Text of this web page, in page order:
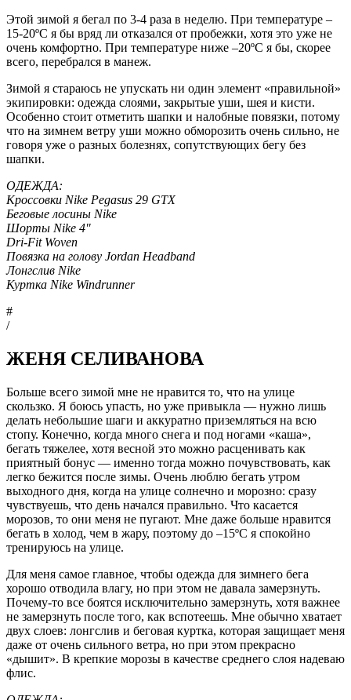
Этой зимой я бегал по 3-4 раза в неделю. При температуре –
15-20ºC я бы вряд ли отказался от пробежки, хотя это уже не
очень комфортно. При температуре ниже –20ºC я бы, скорее
всего, перебрался в манеж.
Зимой я стараюсь не упускать ни один элемент «правильной»
экипировки: одежда слоями, закрытые уши, шея и кисти.
Особенно стоит отметить шапки и налобные повязки, потому
что на зимнем ветру уши можно обморозить очень сильно, не
говоря уже о разных болезнях, сопутствующих бегу без
шапки.
ОДЕЖДА:
Кроссовки Nike Pegasus 29 GTX
Беговые лосины Nike
Шорты Nike 4"
Dri-Fit Woven
Повязка на голову Jordan Headband
Лонгслив Nike
Куртка Nike Windrunner
#
/
ЖЕНЯ СЕЛИВАНОВА
Больше всего зимой мне не нравится то, что на улице
скользко. Я боюсь упасть, но уже привыкла — нужно лишь
делать небольшие шаги и аккуратно приземляться на всю
стопу. Конечно, когда много снега и под ногами «каша»,
бегать тяжелее, хотя весной это можно расценивать как
приятный бонус — именно тогда можно почувствовать, как
легко бежится после зимы. Очень люблю бегать утром
выходного дня, когда на улице солнечно и морозно: сразу
чувствуешь, что день начался правильно. Что касается
морозов, то они меня не пугают. Мне даже больше нравится
бегать в холод, чем в жару, поэтому до –15ºC я спокойно
тренируюсь на улице.
Для меня самое главное, чтобы одежда для зимнего бега
хорошо отводила влагу, но при этом не давала замерзнуть.
Почему-то все боятся исключительно замерзнуть, хотя важнее
не замерзнуть после того, как вспотеешь. Мне обычно хватает
двух слоев: лонгслив и беговая куртка, которая защищает меня
даже от очень сильного ветра, но при этом прекрасно
«дышит». В крепкие морозы в качестве среднего слоя надеваю
флис.